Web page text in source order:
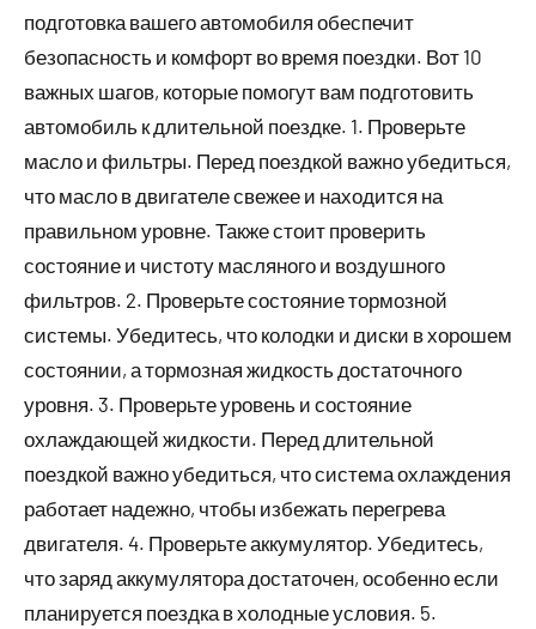
подготовка вашего автомобиля обеспечит
безопасность и комфорт во время поездки. Вот 10
важных шагов, которые помогут вам подготовить
автомобиль к длительной поездке. 1. Проверьте
масло и фильтры. Перед поездкой важно убедиться,
что масло в двигателе свежее и находится на
правильном уровне. Также стоит проверить
состояние и чистоту масляного и воздушного
фильтров. 2. Проверьте состояние тормозной
системы. Убедитесь, что колодки и диски в хорошем
состоянии, а тормозная жидкость достаточного
уровня. 3. Проверьте уровень и состояние
охлаждающей жидкости. Перед длительной
поездкой важно убедиться, что система охлаждения
работает надежно, чтобы избежать перегрева
двигателя. 4. Проверьте аккумулятор. Убедитесь,
что заряд аккумулятора достаточен, особенно если
планируется поездка в холодные условия. 5.